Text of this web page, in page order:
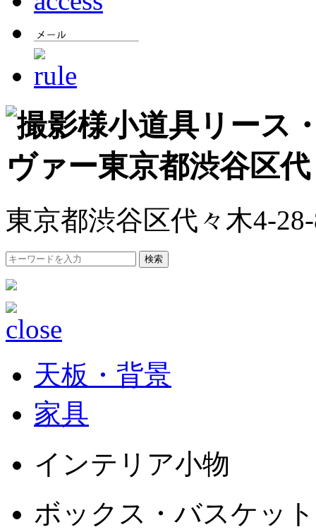
東京都渋谷区代々木4-
検索
天板・背景
家具
インテリア小物
ボックス・バスケット